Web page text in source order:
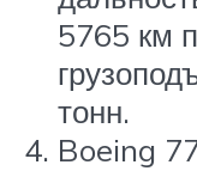
5765 км
тонн.
Boeing